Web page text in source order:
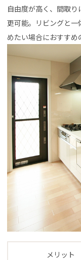
自由度が高く、間取
更可能。リビングと一
めたい場合におすすめ
メリット